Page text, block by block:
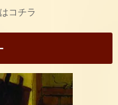
コチラ